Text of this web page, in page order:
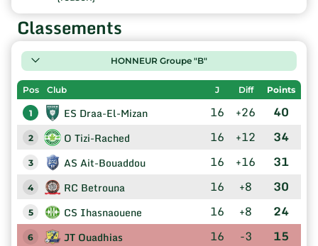
Classements
HONNEUR Groupe "B"
Pos Club J Diff Points
1 ES Draa-El-Mizan 16 +26 40
2 O Tizi-Rached 16 +12 34
3 AS Ait-Bouaddou 16 +16 31
4 RC Betrouna 16 +8 30
5 CS Ihasnaouene 16 +8 24
6 JT Ouadhias 16 -3 15